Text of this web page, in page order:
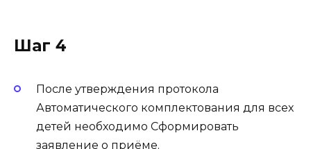
Шаг 4
После утверждения протокола
Автоматического комплектования для всех
детей необходимо Сформировать
заявление о приёме.